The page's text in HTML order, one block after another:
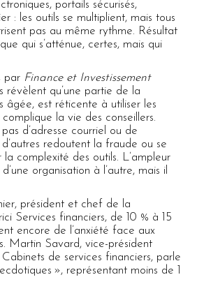
portails sécurisés,
: les outils se multiplient, mais tous
pas au même rythme. Résultat
qui s’atténue, certes, mais qui
par Finance et Investissement
révèlent qu’une partie de la
âgée, est réticente à utiliser les
la vie des conseillers.
d’adresse courriel ou de
redoutent la fraude ou se
la complexité des outils. L’ampleur
organisation à l’autre, mais il
président et chef de la
Services financiers, de 10 % à 15
encore de l’anxiété face aux
Martin Savard, vice-président
de services financiers, parle
», représentant moins de 1